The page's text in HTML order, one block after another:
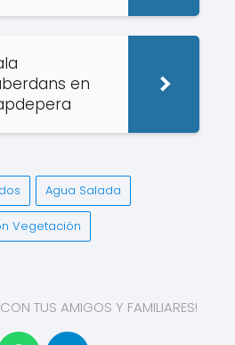
en
Agua Salada
Vegetación
TUS AMIGOS Y FAMILIARES!